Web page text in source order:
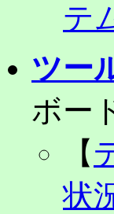
テ
ツー
ボー
【
状